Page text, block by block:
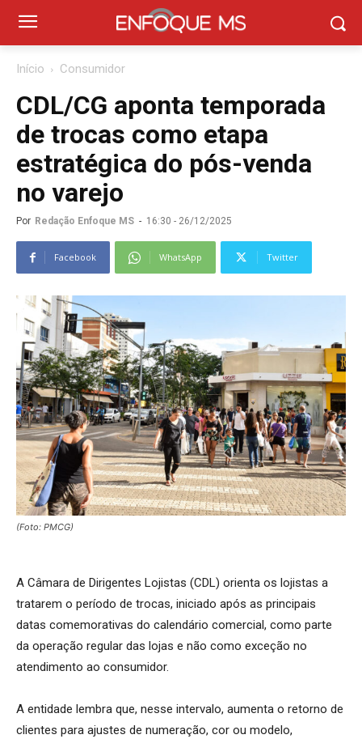
Início Consumidor
CDL/CG aponta temporada
de trocas como etapa
estratégica do pós-venda
no varejo
Por Redação Enfoque MS - 16:30 - 26/12/2025
Facebook WhatsApp Twitter
(Foto: PMCG)
A Câmara de Dirigentes Lojistas (CDL) orienta os lojistas a
tratarem o período de trocas, iniciado após as principais
datas comemorativas do calendário comercial, como parte
da operação regular das lojas e não como exceção no
atendimento ao consumidor.
A entidade lembra que, nesse intervalo, aumenta o retorno de
clientes para ajustes de numeração, cor ou modelo,